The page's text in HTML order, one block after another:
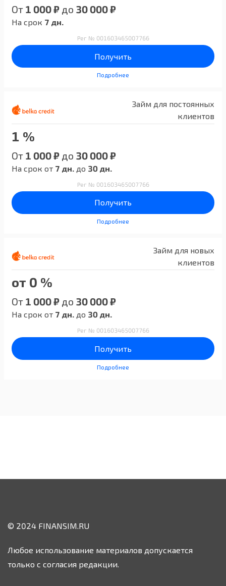
От 1 000 ₽ до 30 000 ₽
На срок 7 дн.
Рег № 001603465007766
Получить
Подробнее
Займ для постоянных
клиентов
1 %
От 1 000 ₽ до 30 000 ₽
На срок от 7 дн. до 30 дн.
Рег № 001603465007766
Получить
Подробнее
Займ для новых
клиентов
от 0 %
От 1 000 ₽ до 30 000 ₽
На срок от 7 дн. до 30 дн.
Рег № 001603465007766
Получить
Подробнее
© 2024 FINANSIM.RU
Любое использование материалов допускается
только с согласия редакции.